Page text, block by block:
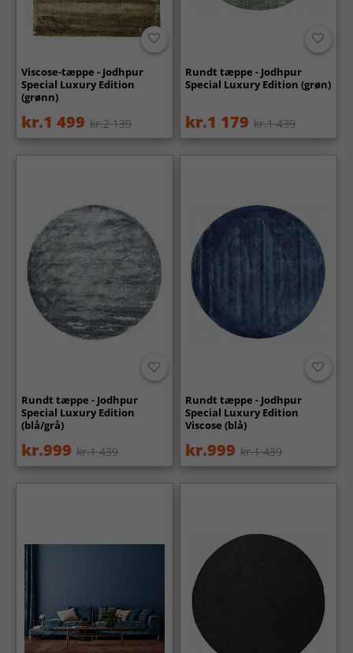
Viscose-tæppe - Jodhpur
Special Luxury Edition
(grønn)
kr.1 499 kr.2 139
Rundt tæppe - Jodhpur
Special Luxury Edition (grøn)
kr.1 179 kr.1 439
Rundt tæppe - Jodhpur
Special Luxury Edition
(blå/grå)
kr.999 kr.1 439
Rundt tæppe - Jodhpur
Special Luxury Edition
Viscose (blå)
kr.999 kr.1 439